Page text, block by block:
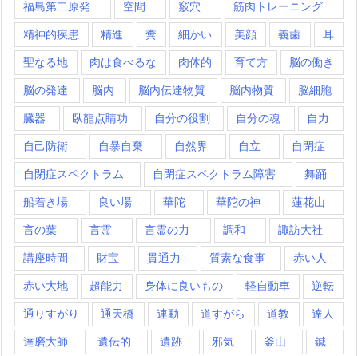
福島第二原発 空間 竅穴 筋肉トレーニング
精神的疾患 精進 糞 細かい 美顔 義歯 耳
聖なる地 肉は食べるな 肉体的 育て方 脳の働き
脳の発達 脳内 脳内伝達物質 脳内物質 脳細胞
臓器 臥龍点睛功 自分の役割 自分の魂 自力
自己防衛 自暴自棄 自然界 自立 自閉症
自閉症スペクトラム 自閉症スペクトラム障害 舞踊
船着き場 良い場 華陀 華陀の神 蓮花山
言の葉 言霊 言霊の力 調和 諏訪大社
講座時間 財宝 貫通力 質素な食事 赤い人
赤い大地 超能力 身体に良いもの 軽自動車 逆転
通りすがり 通天橋 連動 道すがら 道教 達人
達磨大師 遺伝的 遺跡 邪気 釜山 鍼